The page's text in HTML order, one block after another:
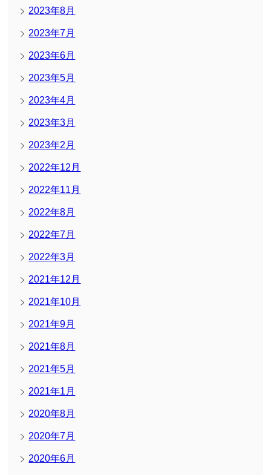
2023年8月
2023年7月
2023年6月
2023年5月
2023年4月
2023年3月
2023年2月
2022年12月
2022年11月
2022年8月
2022年7月
2022年3月
2021年12月
2021年10月
2021年9月
2021年8月
2021年5月
2021年1月
2020年8月
2020年7月
2020年6月